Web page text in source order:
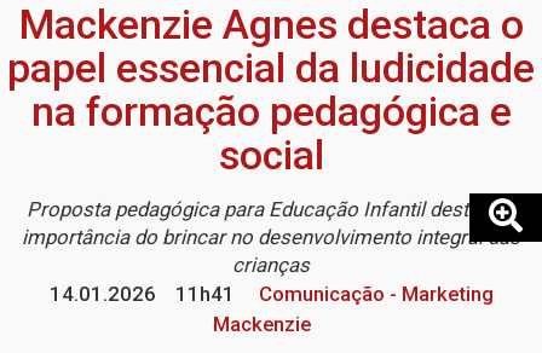
Mackenzie Agnes destaca o
papel essencial da ludicidade
na formação pedagógica e
social
Proposta pedagógica para Educação Infantil destaca a
importância do brincar no desenvolvimento integral das
crianças
14.01.2026
11h41
Comunicação - Marketing
Mackenzie